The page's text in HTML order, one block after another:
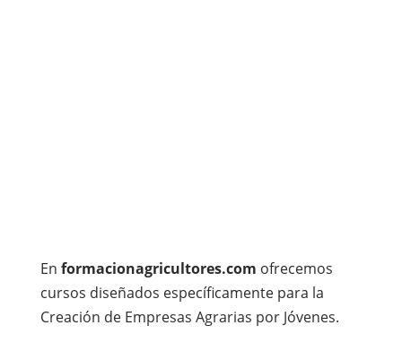
En formacionagricultores.com ofrecemos
cursos diseñados específicamente para la
Creación de Empresas Agrarias por Jóvenes.